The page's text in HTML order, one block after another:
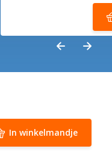
In winkelmandje